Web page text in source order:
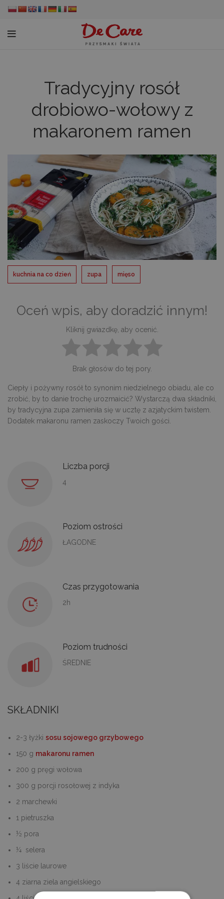
Tradycyjny rosół
drobiowo-wołowy z
makaronem ramen
kuchnia na co dzień zupa mięso
Oceń wpis, aby doradzić innym!
Kliknij gwiazdkę, aby ocenić.
Brak głosów do tej pory.
Ciepły i pożywny rosół to synonim niedzielnego obiadu, ale co
zrobić, by to danie trochę urozmaicić? Wystarczą dwa składniki,
by tradycyjna zupa zamieniła się w ucztę z azjatyckim twistem.
Dodatek makaronu ramen zaskoczy Twoich gości.
Liczba porcji
4
Poziom ostrości
ŁAGODNE
Czas przygotowania
2h
Poziom trudności
ŚREDNIE
SKŁADNIKI
2-3 łyżki sosu sojowego grzybowego
150 g makaronu ramen
200 g pręgi wołowa
300 g porcji rosołowej z indyka
2 marchewki
1 pietruszka
½ pora
¼ selera
3 liście laurowe
4 ziarna ziela angielskiego